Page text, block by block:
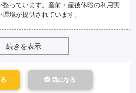
整っています。産前・産後休暇の利用実
境が提供されています。
続きを表示
気になる